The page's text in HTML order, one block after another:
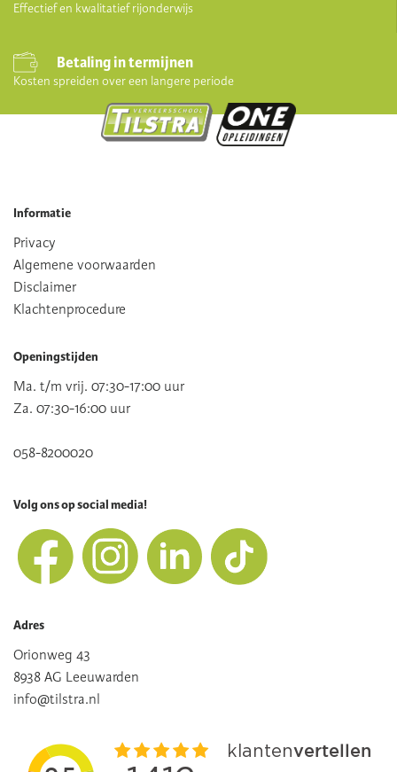
Effectief en kwalitatief rijonderwijs
Betaling in termijnen
Kosten spreiden over een langere periode
Informatie
Privacy
Algemene voorwaarden
Disclaimer
Klachtenprocedure
Openingstijden
Ma. t/m vrij. 07:30-17:00 uur
Za. 07:30-16:00 uur
058-8200020
Volg ons op social media!
Adres
Orionweg 43
8938 AG Leeuwarden
info@tilstra.nl